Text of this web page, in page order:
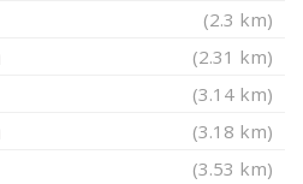
(2.3 km)
(2.31 km)
(3.14 km)
(3.18 km)
(3.53 km)